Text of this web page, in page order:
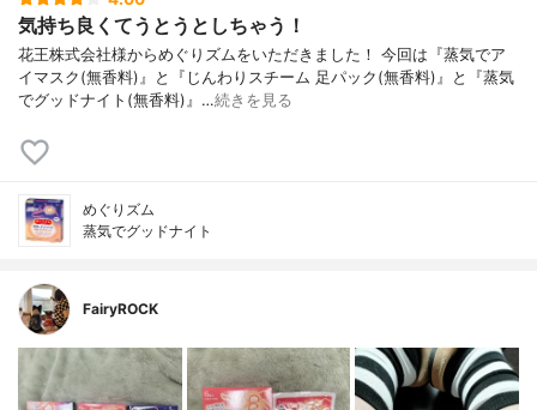
気持ち良くてうとうとしちゃう！
花王株式会社様からめぐりズムをいただきました！ 今回は『蒸気でア
イマスク(無香料)』と『じんわりスチーム 足パック(無香料)』と『蒸気
でグッドナイト(無香料)』…続きを見る
めぐりズム
蒸気でグッドナイト
FairyROCK